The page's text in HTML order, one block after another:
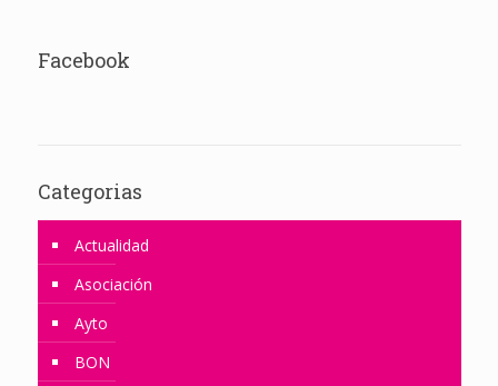
Facebook
Categorias
Actualidad
Asociación
Ayto
BON